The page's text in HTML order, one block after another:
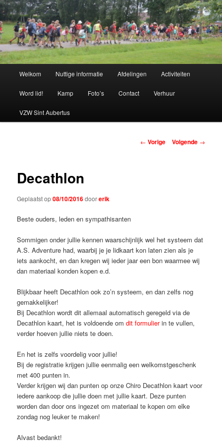
Spring
naar
de
primaire
inhoudChiro Bethanie
Welkom Nuttige informatie Afdelingen Activiteiten
Word lid! Kamp Foto’s Contact Verhuur
VZW Sint Aubertus
Berichtnavigatie
← Vorige Volgende →
Decathlon
Geplaatst op08/10/2016doorerik
Beste ouders, leden en sympathisanten
Sommigen onder jullie kennen waarschijnlijk wel het systeem dat
A.S. Adventure had, waarbij je je lidkaart kon laten zien als je
iets aankocht, en dan kregen wij ieder jaar een bon waarmee wij
dan materiaal konden kopen e.d.
Blijkbaar heeft Decathlon ook zo’n systeem, en dan zelfs nog
gemakkelijker!
Bij Decathlon wordt dit allemaal automatisch geregeld via de
Decathlon kaart, het is voldoende omdit formulierin te vullen,
verder hoeven jullie niets te doen.
En het is zelfs voordelig voor jullie!
Bij de registratie krijgen jullie eenmalig een welkomstgeschenk
met 400 punten in.
Verder krijgen wij dan punten op onze Chiro Decathlon kaart voor
iedere aankoop die jullie doen met jullie kaart. Deze punten
worden dan door ons ingezet om materiaal te kopen om elke
zondag nog leuker te maken!
Alvast bedankt!